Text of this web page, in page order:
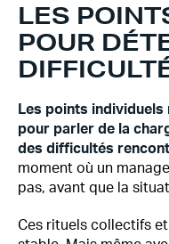
LES
POUR
Les points
pour parler de la
des difficultés
moment où un
pas, avant que la
Ces rituels collectifs